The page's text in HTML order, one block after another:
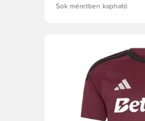
Sok méretben kapható
Megnyit egy